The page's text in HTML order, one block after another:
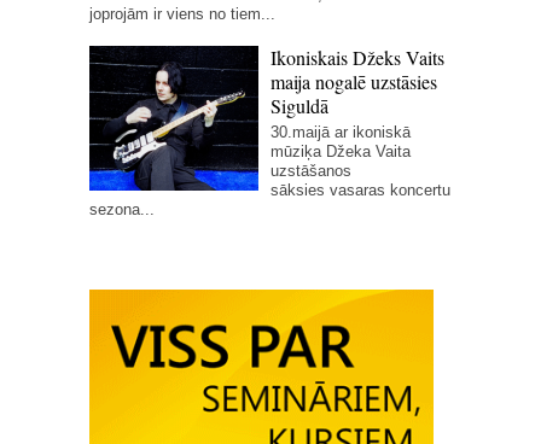
joprojām ir viens no tiem...
Ikoniskais Džeks Vaits
maija nogalē uzstāsies
Siguldā
30.maijā ar ikoniskā
mūziķa Džeka Vaita
uzstāšanos
sāksies vasaras koncertu
sezona...